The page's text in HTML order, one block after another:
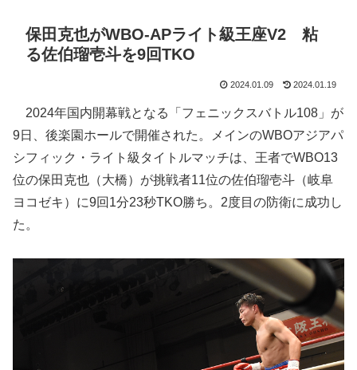
保田克也がWBO-APライト級王座V2 粘
る佐伯瑠壱斗を9回TKO
2024.01.09 2024.01.19
2024年国内開幕戦となる「フェニックスバトル108」が
9日、後楽園ホールで開催された。メインのWBOアジアパ
シフィック・ライト級タイトルマッチは、王者でWBO13
位の保田克也（大橋）が挑戦者11位の佐伯瑠壱斗（岐阜
ヨコゼキ）に9回1分23秒TKO勝ち。2度目の防衛に成功し
た。